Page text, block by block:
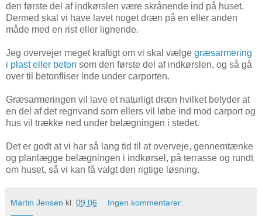
den første del af indkørslen være skrånende ind på huset.
Dermed skal vi have lavet noget dræn på en eller anden
måde med en rist eller lignende.
Jeg overvejer meget kraftigt om vi skal vælge græsarmering
i plast eller beton som den første del af indkørslen, og så gå
over til betonfliser inde under carporten.
Græsarmeringen vil lave et naturligt dræn hvilket betyder at
en del af det regnvand som ellers vil løbe ind mod carport og
hus vil trække ned under belægningen i stedet.
Det er godt at vi har så lang tid til at overveje, gennemtænke
og planlægge belægningen i indkørsel, på terrasse og rundt
om huset, så vi kan få valgt den rigtige løsning.
Martin Jensen kl. 09.06 Ingen kommentarer: